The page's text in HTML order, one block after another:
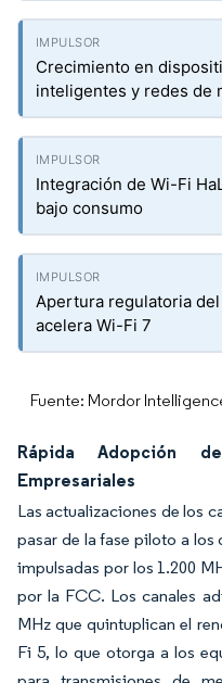
Crecimiento en
inteligentes y redes de
Integración de Wi-Fi
bajo consumo
Apertura regulatoria
acelera Wi-Fi 7
Fuente: Mordor
Rápida Adopción
Empresariales
Las actualizaciones de los
pasar de la fase piloto a los
impulsadas por los 1.200
por la FCC. Los canales
MHz que quintuplican el
Fi 5, lo que otorga a los